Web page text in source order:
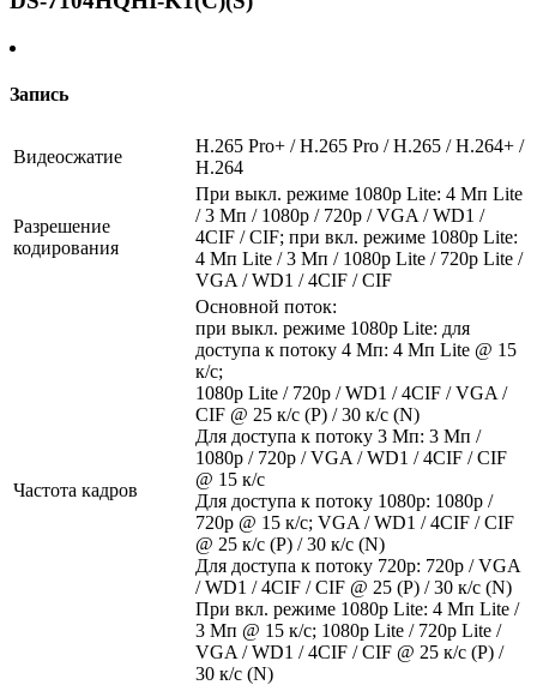
Запись
Видеосжатие
H.265 Pro+ / H.265 Pro / H.265 / H.264+ /
H.264
Разрешение
кодирования
При выкл. режиме 1080p Lite: 4 Мп Lite
/ 3 Мп / 1080p / 720p / VGA / WD1 /
4CIF / CIF; при вкл. режиме 1080p Lite:
4 Мп Lite / 3 Мп / 1080p Lite / 720p Lite /
VGA / WD1 / 4CIF / CIF
Частота кадров
Основной поток:
при выкл. режиме 1080p Lite: для
доступа к потоку 4 Мп: 4 Мп Lite @ 15
к/с;
1080p Lite / 720p / WD1 / 4CIF / VGA /
CIF @ 25 к/с (P) / 30 к/с (N)
Для доступа к потоку 3 Мп: 3 Мп /
1080p / 720p / VGA / WD1 / 4CIF / CIF
@ 15 к/с
Для доступа к потоку 1080p: 1080р /
720p @ 15 к/с; VGA / WD1 / 4CIF / CIF
@ 25 к/с (P) / 30 к/с (N)
Для доступа к потоку 720p: 720p / VGA
/ WD1 / 4CIF / CIF @ 25 (P) / 30 к/с (N)
При вкл. режиме 1080p Lite: 4 Мп Lite /
3 Мп @ 15 к/с; 1080p Lite / 720p Lite /
VGA / WD1 / 4CIF / CIF @ 25 к/с (P) /
30 к/с (N)